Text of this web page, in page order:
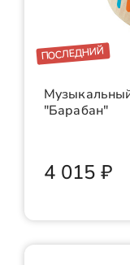
ПОСЛЕДНИЙ
"Барабан"
4 015 ₽